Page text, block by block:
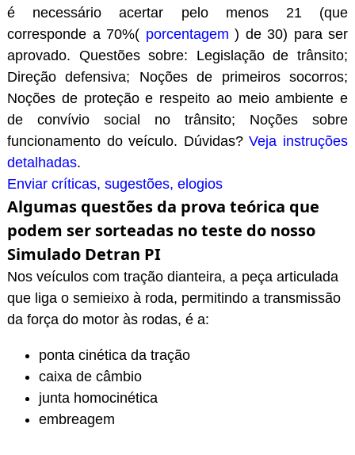
é necessário acertar pelo menos 21 (que
corresponde a 70%( porcentagem ) de 30) para ser
aprovado. Questões sobre: Legislação de trânsito;
Direção defensiva; Noções de primeiros socorros;
Noções de proteção e respeito ao meio ambiente e
de convívio social no trânsito; Noções sobre
funcionamento do veículo. Dúvidas?Veja instruções
detalhadas.
Enviar críticas, sugestões, elogios
Algumas questões da prova teórica que
podem ser sorteadas no teste do nosso
Simulado Detran PI
Nos veículos com tração dianteira, a peça articulada
que liga o semieixo à roda, permitindo a transmissão
da força do motor às rodas, é a:
ponta cinética da tração
caixa de câmbio
junta homocinética
embreagem